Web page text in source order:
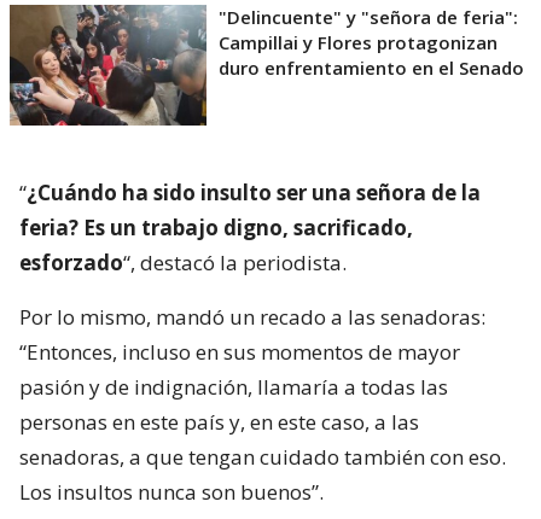
"Delincuente" y "señora de feria":
Campillai y Flores protagonizan
duro enfrentamiento en el Senado
“¿Cuándo ha sido insulto ser una señora de la
feria? Es un trabajo digno, sacrificado,
esforzado“, destacó la periodista.
Por lo mismo, mandó un recado a las senadoras:
“Entonces, incluso en sus momentos de mayor
pasión y de indignación, llamaría a todas las
personas en este país y, en este caso, a las
senadoras, a que tengan cuidado también con eso.
Los insultos nunca son buenos”.